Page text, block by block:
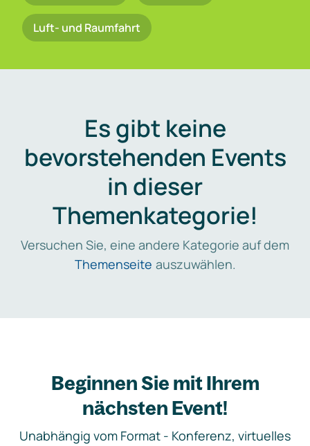
Luft- und Raumfahrt
Es gibt keine
bevorstehenden Events
in dieser
Themenkategorie!
Versuchen Sie, eine andere Kategorie auf dem
Themenseite auszuwählen.
Beginnen Sie mit Ihrem
nächsten Event!
Unabhängig vom Format - Konferenz, virtuelles